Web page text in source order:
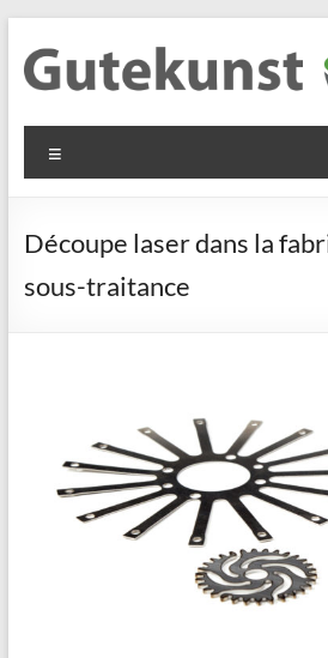
au
contenu
Gutekunst
Formfedern
GmbH
Informationen
Flachmaterial
Découpe laser dans la
sous-traitance